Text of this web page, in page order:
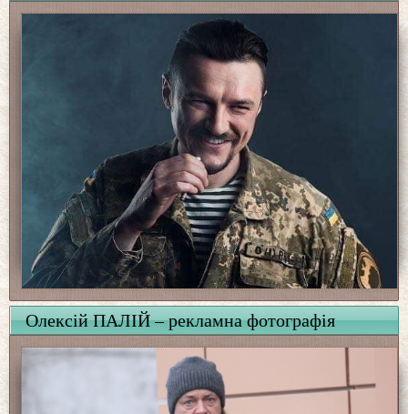
Олексій ПАЛІЙ – рекламна фотографія